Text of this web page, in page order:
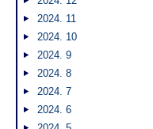
2024. 11
2024. 10
2024. 9
2024. 8
2024. 7
2024. 6